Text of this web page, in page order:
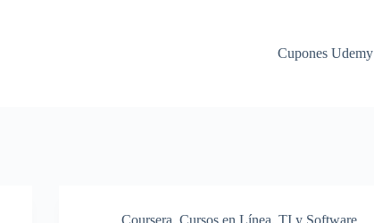
Cupones Udemy
Coursera,Cursos en Línea,TI y Software